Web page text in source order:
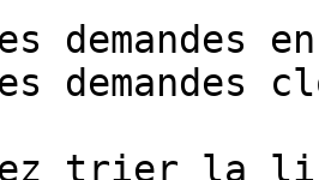
demandes
demandes
trier la